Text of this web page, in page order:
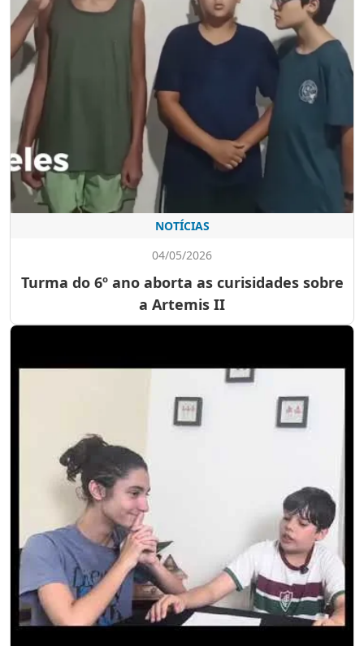
NOTÍCIAS
04/05/2026
Turma do 6º ano aborta as curisidades sobre
a Artemis II